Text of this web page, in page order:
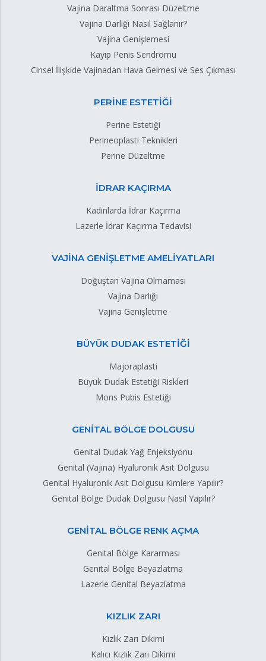
Vajina Daraltma Sonrası Düzeltme
Vajina Darlığı Nasıl Sağlanır?
Vajina Genişlemesi
Kayıp Penis Sendromu
Cinsel İlişkide Vajinadan Hava Gelmesi ve Ses Çıkması
PERİNE ESTETİĞİ
Perine Estetiği
Perineoplasti Teknikleri
Perine Düzeltme
İDRAR KAÇIRMA
Kadınlarda İdrar Kaçırma
Lazerle İdrar Kaçırma Tedavisi
VAJİNA GENİŞLETME AMELİYATLARI
Doğuştan Vajina Olmaması
Vajina Darlığı
Vajina Genişletme
BÜYÜK DUDAK ESTETİĞİ
Majoraplasti
Büyük Dudak Estetiği Riskleri
Mons Pubis Estetiği
GENİTAL BÖLGE DOLGUSU
Genital Dudak Yağ Enjeksiyonu
Genital (Vajina) Hyaluronik Asit Dolgusu
Genital Hyaluronik Asit Dolgusu Kimlere Yapılır?
Genital Bölge Dudak Dolgusu Nasıl Yapılır?
GENİTAL BÖLGE RENK AÇMA
Genital Bölge Kararması
Genital Bölge Beyazlatma
Lazerle Genital Beyazlatma
KIZLIK ZARI
Kızlık Zarı Dikimi
Kalıcı Kızlık Zarı Dikimi